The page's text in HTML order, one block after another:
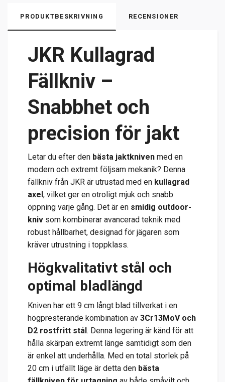
PRODUKTBESKRIVNING RECENSIONER
JKR Kullagrad
Fällkniv –
Snabbhet och
precision för jakt
Letar du efter den bästa jaktkniven med en
modern och extremt följsam mekanik? Denna
fällkniv från JKR är utrustad med en kullagrad
axel, vilket ger en otroligt mjuk och snabb
öppning varje gång. Det är en smidig outdoor-
kniv som kombinerar avancerad teknik med
robust hållbarhet, designad för jägaren som
kräver utrustning i toppklass.
Högkvalitativt stål och
optimal bladlängd
Kniven har ett 9 cm långt blad tillverkat i en
högpresterande kombination av 3Cr13MoV och
D2 rostfritt stål. Denna legering är känd för att
hålla skärpan extremt länge samtidigt som den
är enkel att underhålla. Med en total storlek på
20 cm i utfällt läge är detta den bästa